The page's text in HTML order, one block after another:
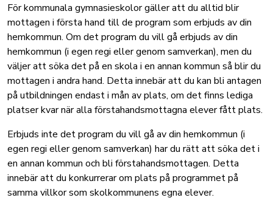
För kommunala gymnasieskolor gäller att du alltid blir
mottagen i första hand till de program som erbjuds av din
hemkommun. Om det program du vill gå erbjuds av din
hemkommun (i egen regi eller genom samverkan), men du
väljer att söka det på en skola i en annan kommun så blir du
mottagen i andra hand. Detta innebär att du kan bli antagen
på utbildningen endast i mån av plats, om det finns lediga
platser kvar när alla förstahandsmottagna elever fått plats.
Erbjuds inte det program du vill gå av din hemkommun (i
egen regi eller genom samverkan) har du rätt att söka det i
en annan kommun och bli förstahandsmottagen. Detta
innebär att du konkurrerar om plats på programmet på
samma villkor som skolkommunens egna elever.